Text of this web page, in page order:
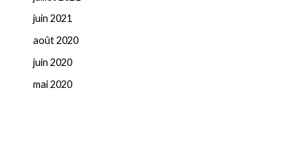
juin 2021
août 2020
juin 2020
mai 2020